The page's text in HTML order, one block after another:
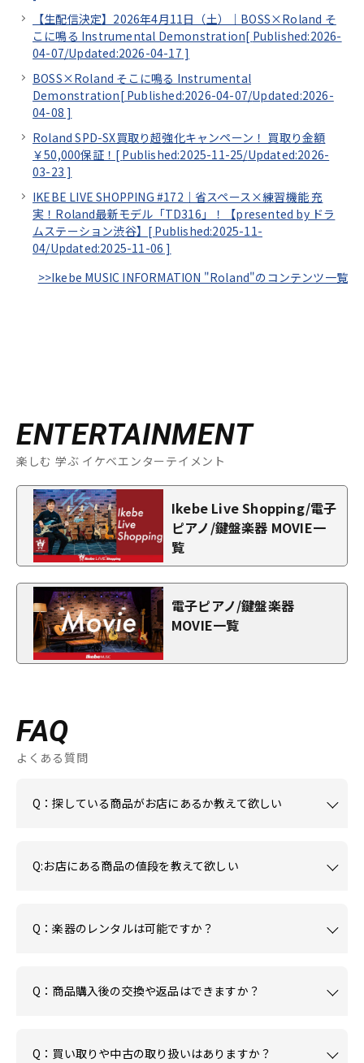
【生配信決定】2026年4月11日（土）｜BOSS×Roland そ
こに鳴る Instrumental Demonstration[ Published:2026-
04-07/Updated:2026-04-17 ]
BOSS×Roland そこに鳴る Instrumental
Demonstration[ Published:2026-04-07/Updated:2026-
04-08 ]
Roland SPD-SX買取り超強化キャンペーン！ 買取り金額
￥50,000保証！[ Published:2025-11-25/Updated:2026-
03-23 ]
IKEBE LIVE SHOPPING #172｜省スペース×練習機能 充
実！Roland最新モデル「TD316」！【presented by ドラ
ムステーション渋谷】[ Published:2025-11-
04/Updated:2025-11-06 ]
>>Ikebe MUSIC INFORMATION "Roland"のコンテンツ一覧
ENTERTAINMENT
楽しむ 学ぶ イケベエンターテイメント
Ikebe Live Shopping/電子
ピアノ/鍵盤楽器 MOVIE一
覧
電子ピアノ/鍵盤楽器
MOVIE一覧
FAQ
よくある質問
Q：探している商品がお店にあるか教えて欲しい
Q:お店にある商品の値段を教えて欲しい
Q：楽器のレンタルは可能ですか？
Q：商品購入後の交換や返品はできますか？
Q：買い取りや中古の取り扱いはありますか？